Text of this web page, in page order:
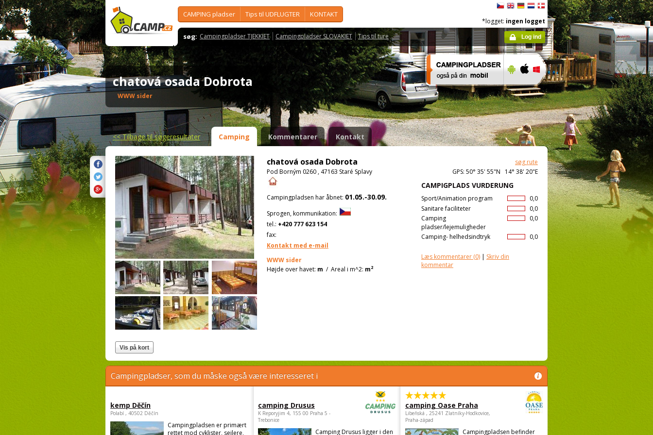
CAMPING pladser Tips til UDFLUGTER KONTAKT
søg: Campingpladser TJEKKIET Campingpladser SLOVAKIET Tips til ture
*logget: ingen logget
Log ind
chatová osada Dobrota
WWW sider
<<Tilbage til søgeresultater Camping Kommentarer Kontakt
chatová osada Dobrota
søg rute
Pod Borným 0260 , 47163 Staré Splavy
GPS: 50° 35' 55"N 14° 38' 20"E
CAMPIGPLADS VURDERUNG
0,0
Sport/Animation program
0,0
Sanitare faciliteter
0,0
Camping
pladser/lejemuligheder
0,0
Camping- helhedsindtryk
Læs kommentarer (0) | Skriv din
kommentar
Campingpladsen har åbnet: 01.05.-30.09.
Sprogen, kommunikation:
tel.: +420 777 623 154
fax:
Kontakt med e-mail
WWW sider
Højde over havet: m / Areal i m^2: m2
Campingpladser, som du måske også være interesseret i
kemp Děčín
Polabí , 40502 Děčín
Campingpladsen er primært
rettet mod cyklister, sejlere,
camping Drusus
K Reporyjim 4, 155 00 Praha 5 -
Trebonice
Camping Drusus ligger i den
camping Oase Praha
Libeňská , 25241 Zlatníky-Hodkovice,
Praha-západ
Campingpladsen befinder